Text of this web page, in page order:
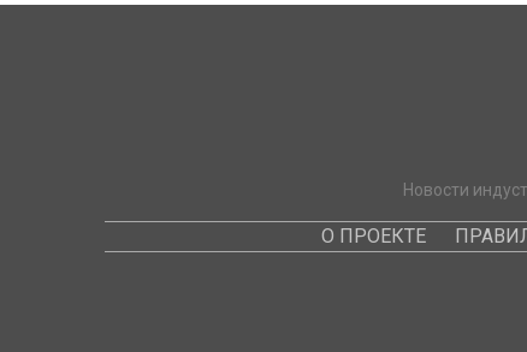
Новости
О ПРОЕКТЕ